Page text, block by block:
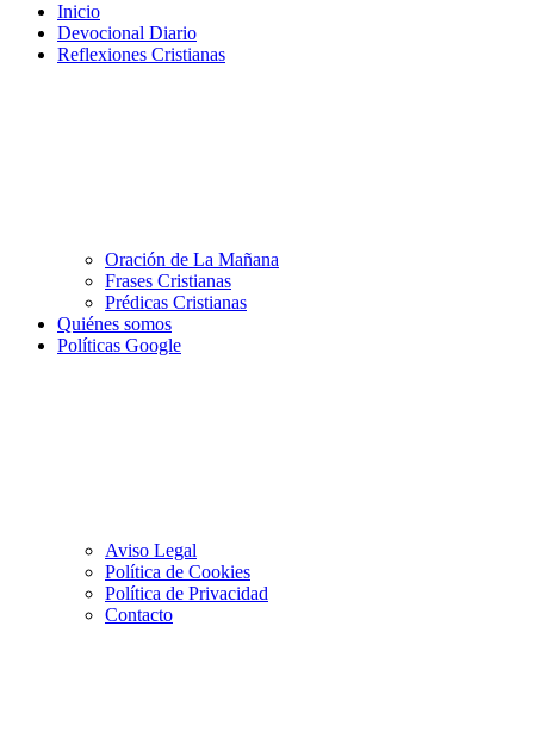
Inicio
Devocional Diario
Reflexiones Cristianas
Oración de La Mañana
Frases Cristianas
Prédicas Cristianas
Quiénes somos
Políticas Google
Aviso Legal
Política de Cookies
Política de Privacidad
Contacto